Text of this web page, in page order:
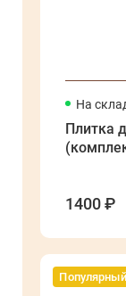
На
Плитка
1400 ₽
Популярный